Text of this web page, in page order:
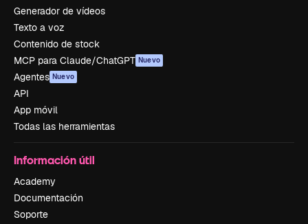
Generador de vídeos
Texto a voz
Contenido de stock
MCP para Claude/ChatGPT Nuevo
Agentes Nuevo
API
App móvil
Todas las herramientas
Información útil
Academy
Documentación
Soporte